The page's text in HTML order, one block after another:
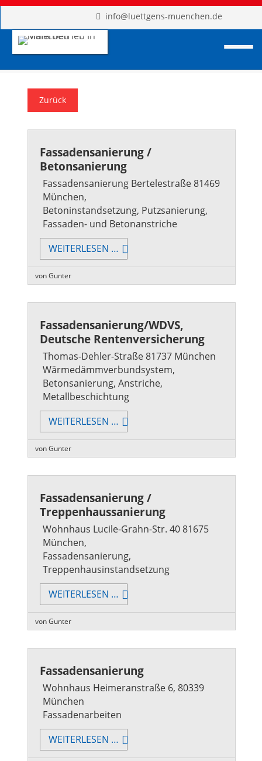
info@luettgens-muenchen.de
Zurück
Fassadensanierung /
Betonsanierung
Fassadensanierung Bertelestraße 81469
München,
Betoninstandsetzung, Putzsanierung,
Fassaden- und Betonanstriche
WEITERLESEN … FASSADENSANIERUNG
/
von Gunter
Fassadensanierung/WDVS,
Deutsche Rentenversicherung
Thomas-Dehler-Straße 81737 München
Wärmedämmverbundsystem,
Betonsanierung, Anstriche,
Metallbeschichtung
WEITERLESEN … FASSADENSANIERUNG/WDVS,
DEUTSCHE
von Gunter
Fassadensanierung /
Treppenhaussanierung
Wohnhaus Lucile-Grahn-Str. 40 81675
München,
Fassadensanierung,
Treppenhausinstandsetzung
WEITERLESEN … FASSADENSANIERUNG
/
von Gunter
Fassadensanierung
Wohnhaus Heimeranstraße 6, 80339
München
Fassadenarbeiten
WEITERLESEN … FASSADENSANIERUNG